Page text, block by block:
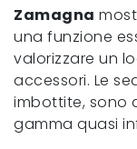
Zamagna
una funzione
valorizzare un
accessori. Le
imbottite, sono
gamma quasi